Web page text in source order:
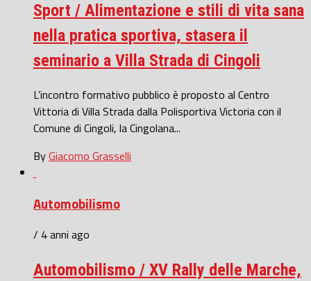
Sport / Alimentazione e stili di vita sana
nella pratica sportiva, stasera il
seminario a Villa Strada di Cingoli
L’incontro formativo pubblico è proposto al Centro
Vittoria di Villa Strada dalla Polisportiva Victoria con il
Comune di Cingoli, la Cingolana...
ByGiacomo Grasselli
Automobilismo
/ 4 anni ago
Automobilismo / XV Rally delle Marche,